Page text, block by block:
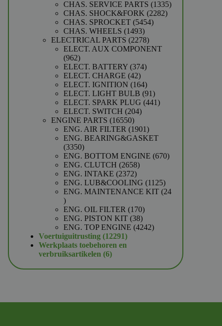
producten
CHAS. SERVICE PARTS 13351335
CHAS. SHOCK&FORK 22822282
CHAS. SPROCKET 54545454
CHAS. WHEELS 14931493
producten
ELECTRICAL PARTS 22782278
producten
ELECT. AUX COMPONENT
962962
producten
ELECT. BATTERY 374374
ELECT. CHARGE 4242
producten
ELECT. IGNITION 164164
producten
ELECT. LIGHT BULB 9191
producten
ELECT. SPARK PLUG 441441
ELECT. SWITCH 204204
ENGINE PARTS 1655016550
producten
ENG. AIR FILTER 19011901
producten
ENG. BEARING&GASKET
33503350
producten
ENG. BOTTOM ENGINE 670670
ENG. CLUTCH 26582658
ENG. INTAKE 23722372
producten
ENG. LUB&COOLING 11251125
producten
ENG. MAINTENANCE KIT 24
24
producten
ENG. OIL FILTER 170170
producten
ENG. PISTON KIT 3838
producten
ENG. TOP ENGINE 42424242
Voertuiguitrusting 1229112291
producten
Werkplaats toebehoren en
verbruiksartikelen 66